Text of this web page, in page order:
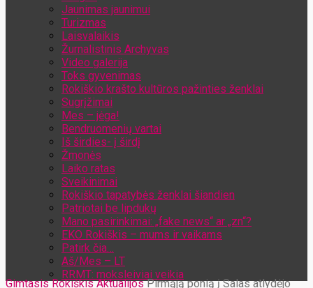
Jaunimas jaunimui
Turizmas
Laisvalaikis
Žurnalistinis Archyvas
Video galerija
Toks gyvenimas
Rokiškio krašto kultūros pažinties ženklai
Sugrįžimai
Mes – jėga!
Bendruomenių vartai
Iš širdies- į širdį
Žmonės
Laiko ratas
Sveikinimai
Rokiškio tapatybės ženklai šiandien
Patriotai be lipdukų
Mano pasirinkimai: „fake news“ ar „zn“?
EKO Rokiškis – mums ir vaikams
Patirk čia…
Aš/Mes – LT
RRMT: moksleiviai veikia
Gimtasis Rokiškis Aktualijos Pirmąją ponią į Salas atlydėjo